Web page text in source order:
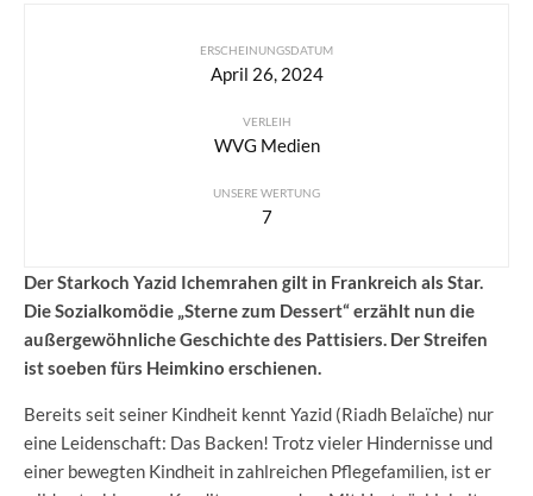
ERSCHEINUNGSDATUM
April 26, 2024
VERLEIH
WVG Medien
UNSERE WERTUNG
7
Der Starkoch Yazid Ichemrahen gilt in Frankreich als Star.
Die Sozialkomödie „Sterne zum Dessert“ erzählt nun die
außergewöhnliche Geschichte des Pattisiers. Der Streifen
ist soeben fürs Heimkino erschienen.
Bereits seit seiner Kindheit kennt Yazid (Riadh Belaïche) nur
eine Leidenschaft: Das Backen! Trotz vieler Hindernisse und
einer bewegten Kindheit in zahlreichen Pflegefamilien, ist er